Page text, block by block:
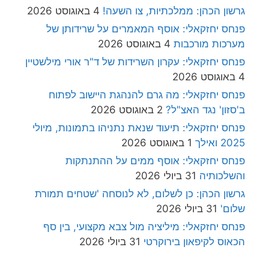
גרשון הכהן: ממלכתיות, צו השעה! 4 באוגוסט 2026
פנחס יחזקאלי: אוסף המאמרים על שרידותן של
מערכות מורכבות 4 באוגוסט 2026
פנחס יחזקאלי: עקרון השרידות של ד"ר אורי מילשטיין
4 באוגוסט 2026
פנחס יחזקאלי: מה גרם להנהגת היישוב לפתוח
ב'סזון' נגד האצ"ל? 2 באוגוסט 2026
פנחס יחזקאלי: תיעוד שנאת נתניהו בתמונות, מיולי
2025 ואילך
1 באוגוסט 2026
פנחס יחזקאלי: אוסף ממים על ההתנתקות
והשלכותיה 31 ביולי 2026
גרשון הכהן: כן לשלום, לא לנוסחה 'שטחים תמורת
שלום' 31 ביולי 2026
פנחס יחזקאלי: מיליציה מול צבא מקצועי, בין סף
הכאוס לקיפאון בירוקרטי 31 ביולי 2026